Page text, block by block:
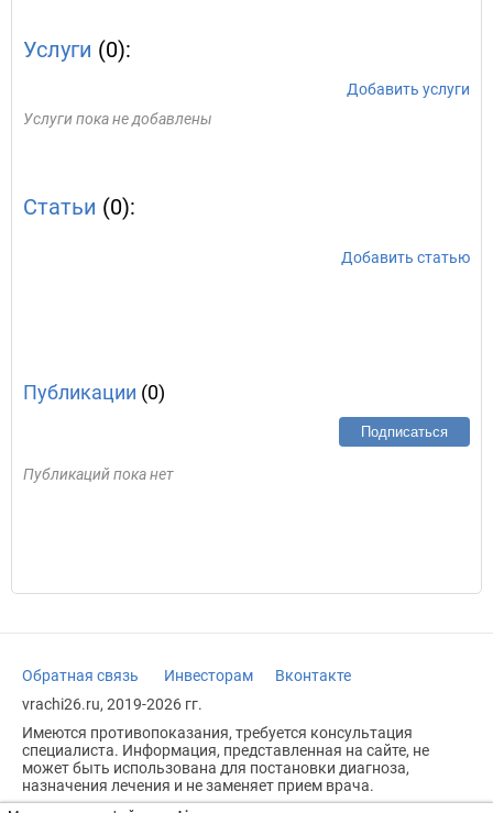
Услуги (0):
Добавить услуги
Услуги пока не добавлены
Статьи (0):
Добавить статью
Публикации (0)
Подписаться
Публикаций пока нет
Обратная связь Инвесторам
Вконтакте
vrachi26.ru, 2019-2026 гг.
Имеются противопоказания, требуется консультация
специалиста. Информация, представленная на сайте, не
может быть использована для постановки диагноза,
назначения лечения и не заменяет прием врача.